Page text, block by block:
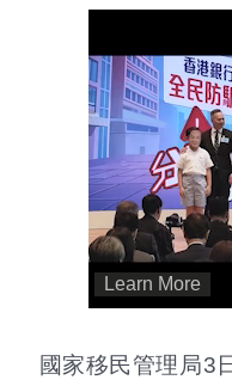
國家移民管理局3